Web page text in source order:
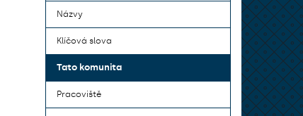
Názvy
Klíčová slova
Tato komunita
Pracoviště